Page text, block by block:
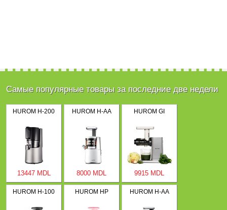
Самые популярные товары за последние две недели
HUROM H-200
13447 MDL
HUROM H-AA
8000 MDL
HUROM GI
9915 MDL
HUROM H-100 HUROM HP HUROM H-AA